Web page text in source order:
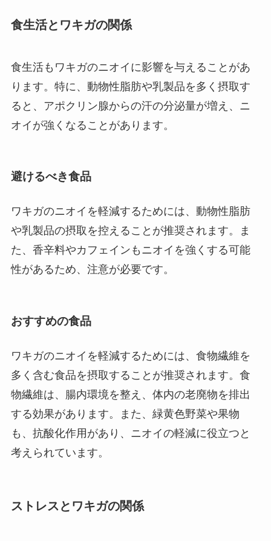
食生活とワキガの関係
食生活もワキガのニオイに影響を与えることがあ
ります。特に、動物性脂肪や乳製品を多く摂取す
ると、アポクリン腺からの汗の分泌量が増え、ニ
オイが強くなることがあります。
避けるべき食品
ワキガのニオイを軽減するためには、動物性脂肪
や乳製品の摂取を控えることが推奨されます。ま
た、香辛料やカフェインもニオイを強くする可能
性があるため、注意が必要です。
おすすめの食品
ワキガのニオイを軽減するためには、食物繊維を
多く含む食品を摂取することが推奨されます。食
物繊維は、腸内環境を整え、体内の老廃物を排出
する効果があります。また、緑黄色野菜や果物
も、抗酸化作用があり、ニオイの軽減に役立つと
考えられています。
ストレスとワキガの関係